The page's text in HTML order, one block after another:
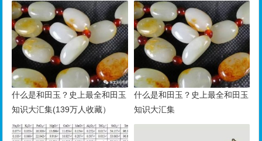
什么是和田玉？史上最全和田玉
知识大汇集(139万人收藏）
什么是和田玉？史上最全和田玉
知识大汇集